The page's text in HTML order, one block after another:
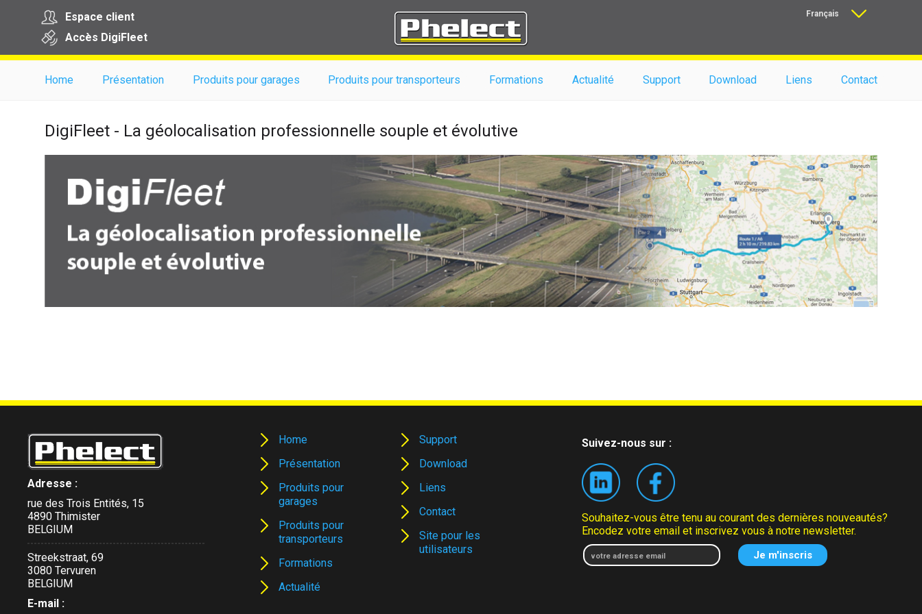
Espace client
Accès DigiFleet
Français
Home Présentation Produits pour garages Produits pour transporteurs Formations Actualité Support Download Liens Contact
DigiFleet - La géolocalisation professionnelle souple et évolutive
Adresse :
rue des Trois Entités, 15
4890 Thimister
BELGIUM
Streekstraat, 69
3080 Tervuren
BELGIUM
E-mail :
Home
Présentation
Produits pour
garages
Produits pour
transporteurs
Formations
Actualité
Support
Download
Liens
Contact
Site pour les
utilisateurs
Suivez-nous sur :
Souhaitez-vous être tenu au courant des dernières nouveautés?
Encodez votre email et inscrivez vous à notre newsletter.